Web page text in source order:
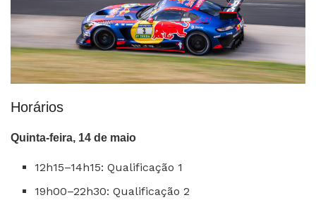
Horários
Quinta-feira, 14 de maio
12h15–14h15: Qualificação 1
19h00–22h30: Qualificação 2